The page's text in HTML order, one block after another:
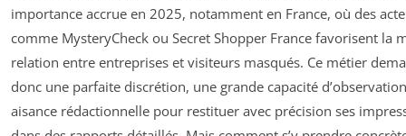
importance accrue en 2025, notamment en France, où des
comme MysteryCheck ou Secret Shopper France favorisent la
relation entre entreprises et visiteurs masqués. Ce métier
donc une parfaite discrétion, une grande capacité
aisance rédactionnelle pour restituer avec précision ses